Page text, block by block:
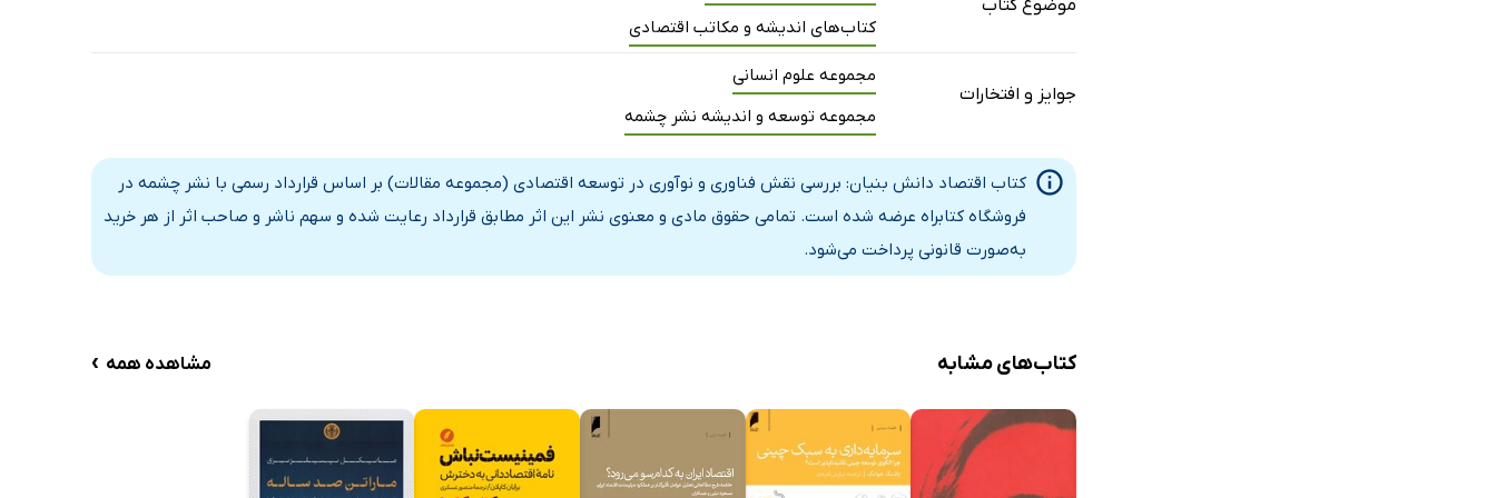
موضوع کتاب
کتاب‌های اندیشه و مکاتب اقتصادی
جوایز و افتخارات
مجموعه علوم انسانی
مجموعه توسعه و اندیشه نشر چشمه
کتاب اقتصاد دانش بنیان: بررسی نقش فناوری و نوآوری در توسعه اقتصادی (مجموعه مقالات) بر اساس قرارداد رسمی با نشر چشمه در
فروشگاه کتابراه عرضه شده است. تمامی حقوق مادی و معنوی نشر این اثر مطابق قرارداد رعایت شده و سهم ناشر و صاحب اثر از هر خرید
به‌صورت قانونی پرداخت می‌شود.
کتاب‌های مشابه مشاهده همه ›